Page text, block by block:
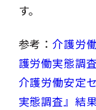
す。
参考：介護労
護労働実態調
介護労働安定
実態調査』結